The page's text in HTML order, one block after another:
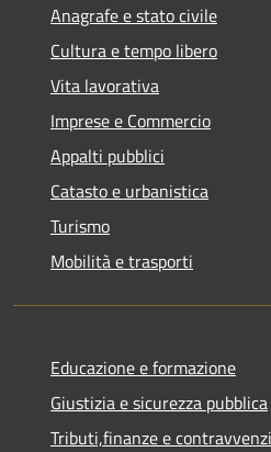
Anagrafe e stato civile
Cultura e tempo libero
Vita lavorativa
Imprese e Commercio
Appalti pubblici
Catasto e urbanistica
Turismo
Mobilità e trasporti
Educazione e formazione
Giustizia e sicurezza pubblica
Tributi,finanze e